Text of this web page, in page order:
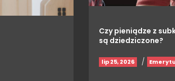
Czy pieniądze z
są dziedziczone?
lip 25, 2026 /